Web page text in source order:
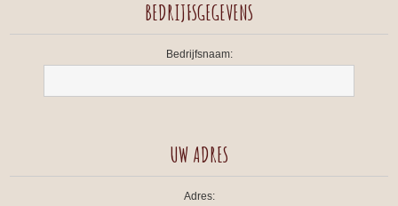
BEDRIJFSGEGEVENS
Bedrijfsnaam:
UW ADRES
Adres: